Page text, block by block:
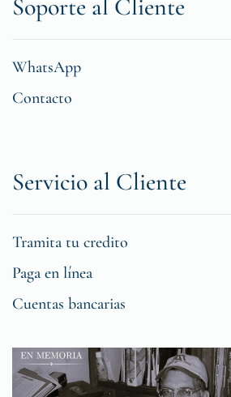
Soporte al Cliente
WhatsApp
Contacto
Servicio al Cliente
Tramita tu credito
Paga en línea
Cuentas bancarias